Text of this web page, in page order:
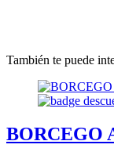
También te puede
BORCEGO